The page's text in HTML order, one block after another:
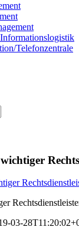
Telefonzentrale
03-